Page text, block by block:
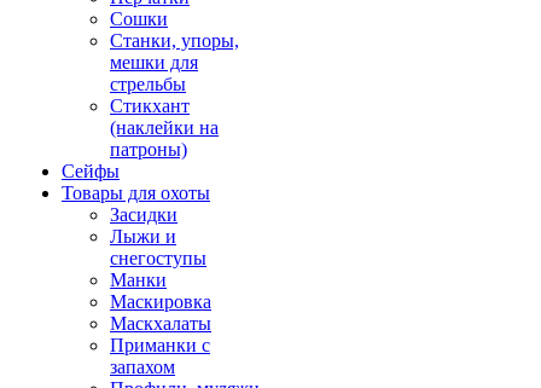
Сошки
Станки, упоры,
мешки для
стрельбы
Стикхант
(наклейки на
патроны)
Сейфы
Товары для охоты
Засидки
Лыжи и
снегоступы
Манки
Маскировка
Маскхалаты
Приманки с
запахом